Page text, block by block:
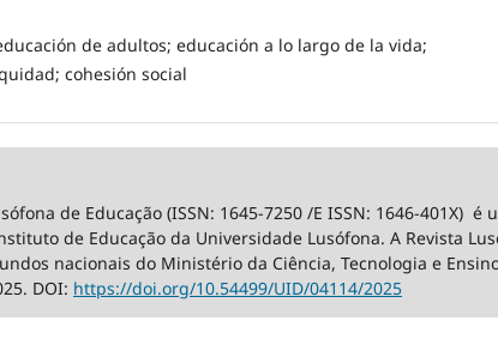
de adultos; educación a lo largo de la vida;
cohesión social
de Educação (ISSN: 1645-7250 /E ISSN: 1646-
de Educação da Universidade Lusófona. A Revista
nacionais do Ministério da Ciência, Tecnologia e
DOI: https://doi.org/10.54499/UID/04114/2025